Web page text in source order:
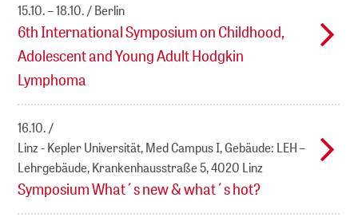
15.10. – 18.10. Berlin
6th International Symposium on Childhood,
Adolescent and Young Adult Hodgkin
Lymphoma
16.10.
Linz - Kepler Universität, Med Campus I, Gebäude: LEH –
Lehrgebäude, Krankenhausstraße 5, 4020 Linz
Symposium What´s new & what´s hot?